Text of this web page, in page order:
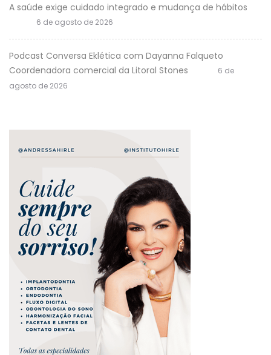
A saúde exige cuidado integrado e mudança de hábitos
6 de agosto de 2026
Podcast Conversa Eklética com Dayanna Falqueto
Coordenadora comercial da Litoral Stones
6 de
agosto de 2026